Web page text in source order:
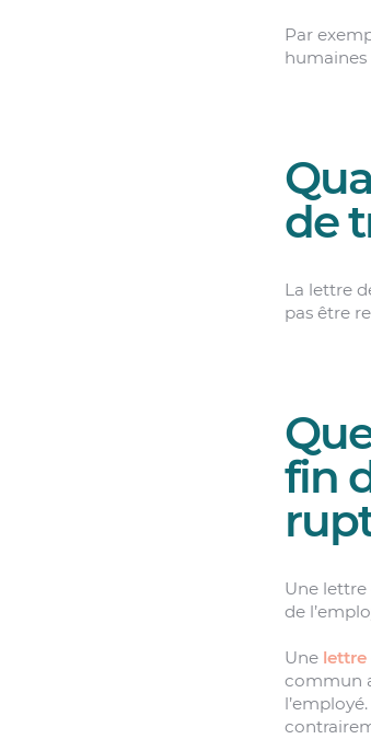
Par
humaines
de
La lettre
pas être
fin
Une lettre
de
Une lettre
commun